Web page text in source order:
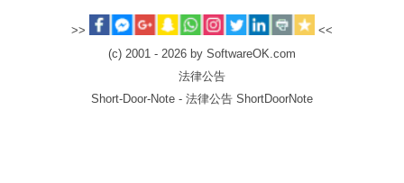
>>
<<
(c) 2001 - 2026 by SoftwareOK.com
法律公告
Short-Door-Note - 法律公告 ShortDoorNote